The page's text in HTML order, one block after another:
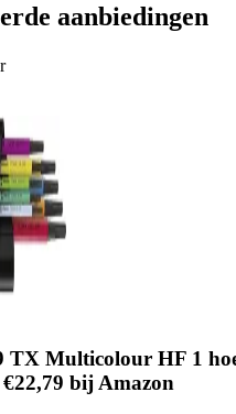
aanbiedingen
TX Multicolour HF 1
bij Amazon